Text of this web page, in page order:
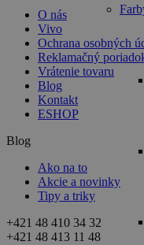
O nás
Vivo
Ochrana osobných
Reklamačný
Vrátenie tovaru
Blog
Kontakt
ESHOP
Blog
Ako na to
Akcie a novinky
Tipy a triky
+421 48 410 34 32
+421 48 413 11 48